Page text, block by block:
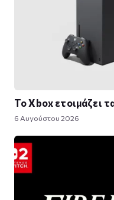
Το Xbox ετοιμάζει
6 Αυγούστου 2026